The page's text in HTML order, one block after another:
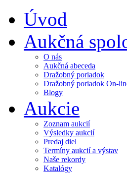
Úvod
Aukčná
O nás
Aukčná abeceda
Dražobný poriadok
Dražobný poriadok On-
Blogy
Aukcie
Zoznam aukcií
Výsledky aukcií
Predaj diel
Termíny aukcií a výstav
Naše rekordy
Katalógy